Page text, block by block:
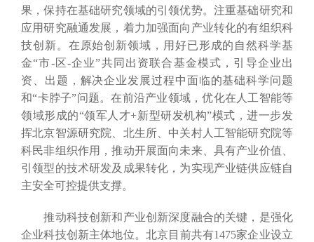
果，保持在基础研究领域的引领优势。注重基础研究和
应用研究融通发展，着力加强面向产业转化的有组织科
技创新。在原始创新领域，用好已形成的自然科学基
金“市-区-企业”共同出资联合基金模式，引导企业出
资、出题，解决企业发展过程中面临的基础科学问题
和“卡脖子”问题。在前沿产业领域，优化在人工智能等
领域形成的“领军人才+新型研发机构”模式，进一步发
挥北京智源研究院、北生所、中关村人工智能研究院等
科民非组织作用，推动开展面向未来、具有产业价值、
引领型的技术研发及成果转化，为实现产业链供应链自
主安全可控提供支撑。
推动科技创新和产业创新深度融合的关键，是强化
企业科技创新主体地位。北京目前共有1475家企业设立